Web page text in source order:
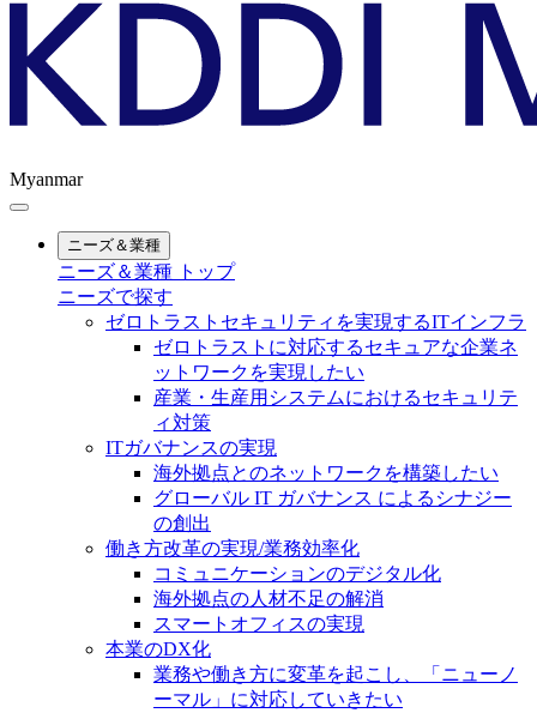
Myanmar
ニーズ＆業種
ニーズ＆業種 トップ
ニーズで探す
ゼロトラストセキュリティを実現するITインフラ
ゼロトラストに対応するセキュアな企業ネ
ットワークを実現したい
産業・生産用システムにおけるセキュリテ
ィ対策
ITガバナンスの実現
海外拠点とのネットワークを構築したい
グローバル IT ガバナンス によるシナジー
の創出
働き方改革の実現/業務効率化
コミュニケーションのデジタル化
海外拠点の人材不足の解消
スマートオフィスの実現
本業のDX化
業務や働き方に変革を起こし、「ニューノ
ーマル」に対応していきたい